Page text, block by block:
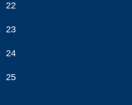
22
23
24
25